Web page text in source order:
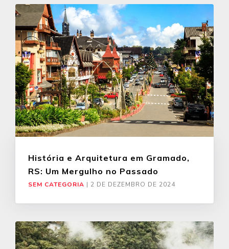
História e Arquitetura em Gramado,
RS: Um Mergulho no Passado
SEM CATEGORIA | 2 DE DEZEMBRO DE 2024